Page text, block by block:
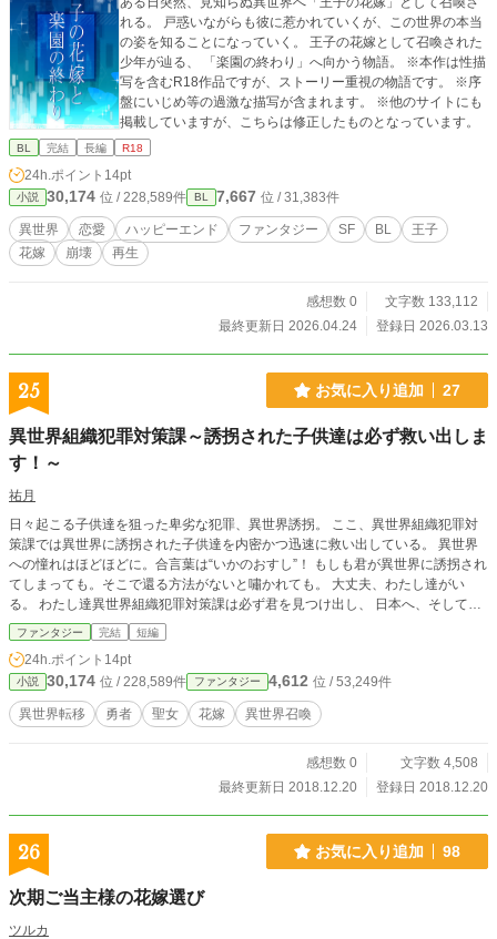
れる。 戸惑いながらも彼に惹かれていくが、この世界の本当
の姿を知ることになっていく。 王子の花嫁として召喚された
少年が辿る、 「楽園の終わり」へ向かう物語。 ※本作は性描
写を含むR18作品ですが、ストーリー重視の物語です。 ※序
盤にいじめ等の過激な描写が含まれます。 ※他のサイトにも
掲載していますが、こちらは修正したものとなっています。
BL 完結 長編 R18
24h.ポイント 14pt
小説 30,174 位 / 228,589件 BL 7,667 位 / 31,383件
異世界 恋愛 ハッピーエンド ファンタジー SF BL
王子
花嫁
崩壊 再生
感想数 0
文字数 133,112
最終更新日 2026.04.24
登録日 2026.03.13
25 お気に入り追加 27
異世界組織犯罪対策課～誘拐された子供達は必ず救い出しま
す！～
祐月
日々起こる子供達を狙った卑劣な犯罪、異世界誘拐。 ここ、異世界組織犯罪対
策課では異世界に誘拐された子供達を内密かつ迅速に救い出している。 異世界
への憧れはほどほどに。合言葉は“いかのおすし”！ もしも君が異世界に誘拐され
てしまっても。そこで還る方法がないと嘯かれても。 大丈夫、わたし達がい
る。 わたし達異世界組織犯罪対策課は必ず君を見つけ出し、 日本へ、そして家
族の下へ連れて還る―――！
ファンタジー 完結 短編
24h.ポイント 14pt
小説 30,174 位 / 228,589件 ファンタジー 4,612 位 / 53,249件
異世界転移 勇者 聖女 花嫁 異世界召喚
感想数 0
文字数 4,508
最終更新日 2018.12.20
登録日 2018.12.20
26 お気に入り追加 98
次期ご当主様の花嫁選び
ツルカ